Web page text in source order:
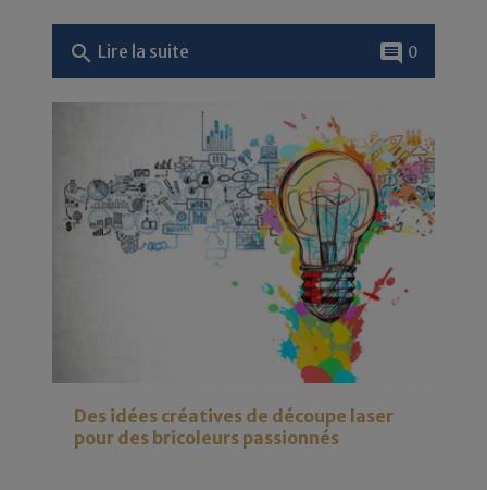
search Lire la suite comment 0
Des idées créatives de découpe laser
pour des bricoleurs passionnés